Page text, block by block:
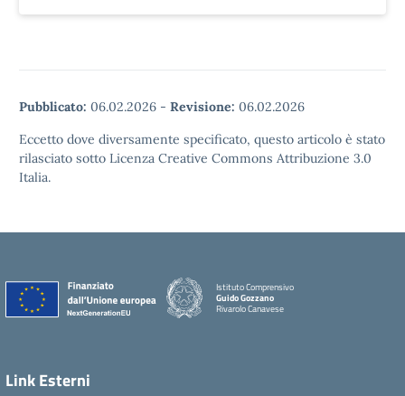
Pubblicato: 06.02.2026 - Revisione: 06.02.2026
Eccetto dove diversamente specificato, questo articolo è stato
rilasciato sotto Licenza Creative Commons Attribuzione 3.0
Italia.
Istituto Comprensivo
Guido Gozzano
Rivarolo Canavese
Link Esterni